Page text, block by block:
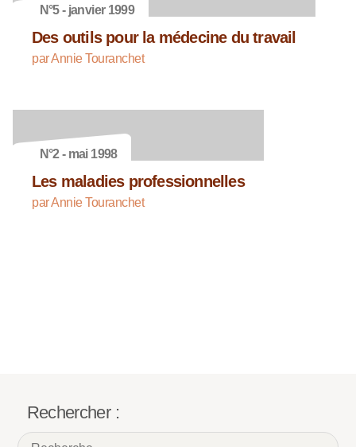
N°5 - janvier 1999
Des outils pour la médecine du travail
par Annie Touranchet
N°2 - mai 1998
Les maladies professionnelles
par Annie Touranchet
Rechercher :